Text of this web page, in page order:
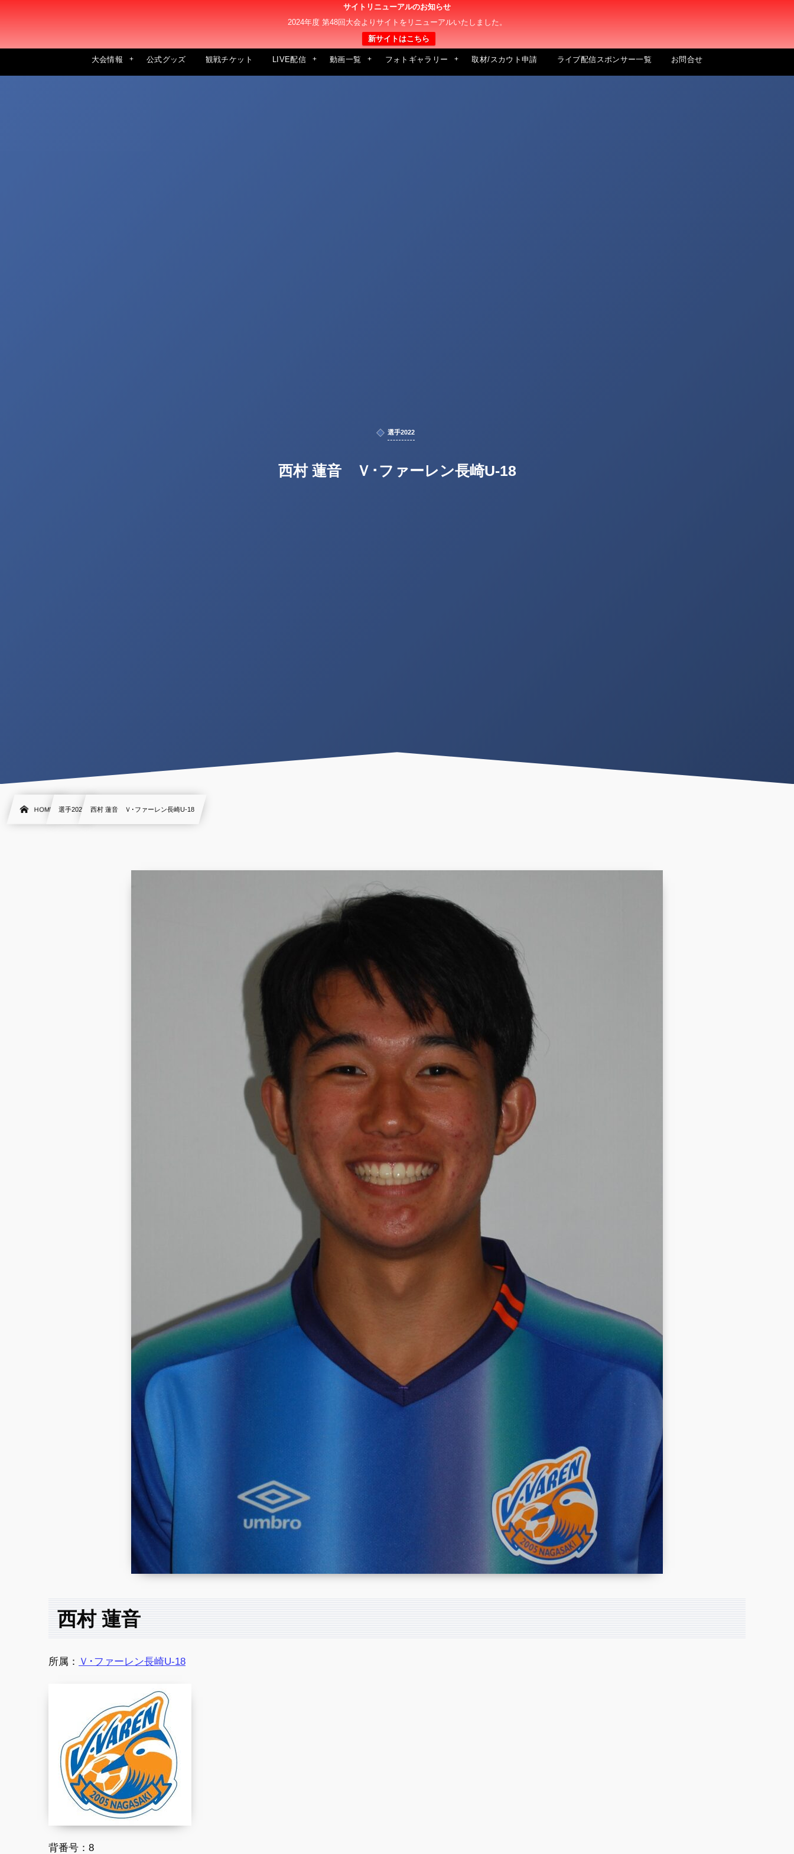
サイトリニューアルのお知らせ
2024年度 第48回大会よりサイトをリニューアルいたしました。
新サイトはこちら
大会情報 公式グッズ 観戦チケット LIVE配信 動画一覧 フォトギャラリー 取材/スカウト申請 ライブ配信スポンサー一覧 お問合せ
選手2022
西村 蓮音 Ｖ･ファーレン長崎U-18
HOME 選手2022 西村 蓮音 Ｖ･ファーレン長崎U-18
西村 蓮音
所属： Ｖ･ファーレン長崎U-18
背番号：8